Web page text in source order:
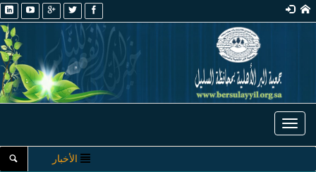
Toggle navigation
الأخبار